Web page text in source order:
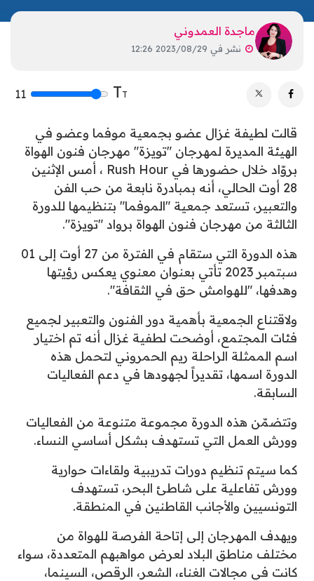
ماجدة العمدوني
نشر في 2023/08/29 12:26
TT
11
قالت لطيفة غزال عضو بجمعية موفما وعضو في
الهيئة المديرة لمهرجان "تويزة" مهرجان فنون الهواة
بروّاد خلال حضورها في Rush Hour ، أمس الإثنين
28 أوت الحالي، أنه بمبادرة نابعة من حب الفن
والتعبير، تستعد جمعية "الموفما" بتنظيمها للدورة
الثالثة من مهرجان فنون الهواة برواد "تويزة".
هذه الدورة التي ستقام في الفترة من 27 أوت إلى 01
سبتمبر 2023 تأتي بعنوان معنوي يعكس رؤيتها
وهدفها، "للهوامش حق في الثقافة".
ولاقتناع الجمعية بأهمية دور الفنون والتعبير لجميع
فئات المجتمع، أوضحت لطفية غزال أنه تم اختيار
اسم الممثلة الراحلة ريم الحمروني لتحمل هذه
الدورة اسمها، تقديراً لجهودها في دعم الفعاليات
السابقة.
وتتضمّن هذه الدورة مجموعة متنوعة من الفعاليات
وورش العمل التي تستهدف بشكل أساسي النساء.
كما سيتم تنظيم دورات تدريبية ولقاءات حوارية
وورش تفاعلية على شاطئ البحر، تستهدف
التونسيين والأجانب القاطنين في المنطقة.
ويهدف المهرجان إلى إتاحة الفرصة للهواة من
مختلف مناطق البلاد لعرض مواهبهم المتعددة، سواء
كانت في مجالات الغناء، الشعر، الرقص، السينما،